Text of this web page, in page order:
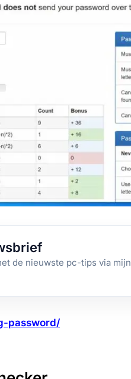
de nieuwste pc-tips via mijn
password/